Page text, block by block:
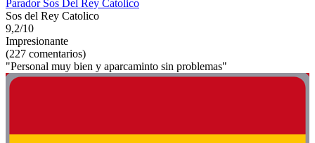
Parador Sos Del Rey Catolico
Sos del Rey Catolico
9,2/10
Impresionante
(227 comentarios)
"Personal muy bien y aparcaminto sin problemas"